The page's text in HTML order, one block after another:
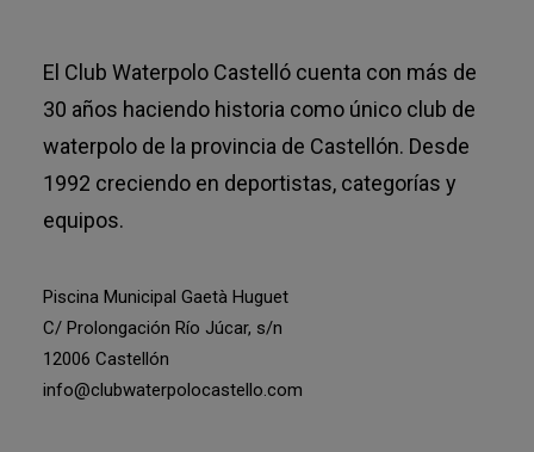
El Club Waterpolo Castelló cuenta con más de
30 años haciendo historia como único club de
waterpolo de la provincia de Castellón. Desde
1992 creciendo en deportistas, categorías y
equipos.
Piscina Municipal Gaetà Huguet
C/ Prolongación Río Júcar, s/n
12006 Castellón
info@clubwaterpolocastello.com